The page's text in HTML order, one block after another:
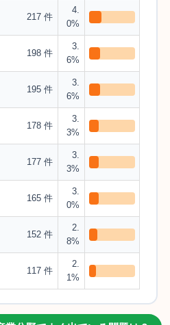
217 件
4.
0%
198 件
3.
6%
195 件
3.
6%
178 件
3.
3%
177 件
3.
3%
165 件
3.
0%
152 件
2.
8%
117 件
2.
1%